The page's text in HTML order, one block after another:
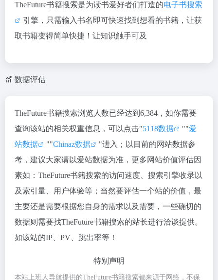
TheFuture书籍搜索是为读书爱好者们打造的电子书搜索
引擎，只需输入书名即可快速找到想看的书籍，让获
取书籍变得简单快捷！让知识触手可及
数据评估
TheFuture书籍搜索浏览人数已经达到6,384，如你需要
查询该站的相关权重信息，可以点击"5118数据 ""爱
站数据
""Chinaz数据
"进入；以目前的网站数据参
考，建议大家请以爱站数据为准，更多网站价值评估因
素如：TheFuture书籍搜索的访问速度、搜索引擎收录以
及索引量、用户体验等；当然要评估一个站的价值，最
主要还是需要根据您自身的需求以及需要，一些确切的
数据则需要找TheFuture书籍搜索的站长进行洽谈提供。
如该站的IP、PV、跳出率等！
特别声明
本站上班人导航提供的TheFuture书籍搜索都来源于网络，不保